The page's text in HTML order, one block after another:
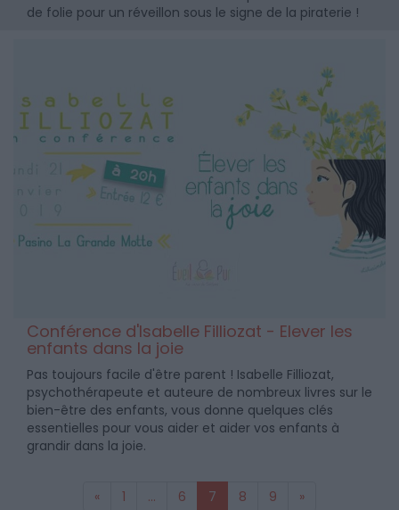
de folie pour un réveillon sous le signe de la piraterie !
Conférence d'Isabelle Filliozat - Elever les
enfants dans la joie
Pas toujours facile d'être parent ! Isabelle Filliozat,
psychothérapeute et auteure de nombreux livres sur le
bien-être des enfants, vous donne quelques clés
essentielles pour vous aider et aider vos enfants à
grandir dans la joie.
« 1 ... 6 7 8 9 »